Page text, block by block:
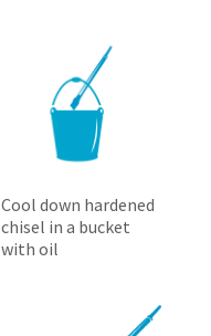
Cool down hardened
chisel in a bucket
with oil